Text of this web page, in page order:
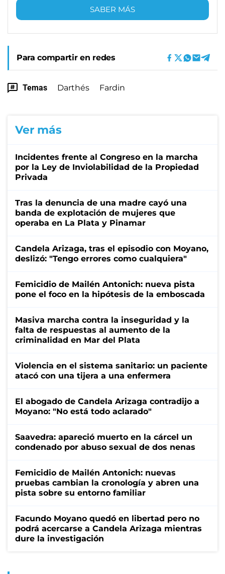
SABER MÁS
Para compartir en redes
Temas Darthés Fardin
Ver más
Incidentes frente al Congreso en la marcha
por la Ley de Inviolabilidad de la Propiedad
Privada
Tras la denuncia de una madre cayó una
banda de explotación de mujeres que
operaba en La Plata y Pinamar
Candela Arizaga, tras el episodio con Moyano,
deslizó: "Tengo errores como cualquiera"
Femicidio de Mailén Antonich: nueva pista
pone el foco en la hipótesis de la emboscada
Masiva marcha contra la inseguridad y la
falta de respuestas al aumento de la
criminalidad en Mar del Plata
Violencia en el sistema sanitario: un paciente
atacó con una tijera a una enfermera
El abogado de Candela Arizaga contradijo a
Moyano: "No está todo aclarado"
Saavedra: apareció muerto en la cárcel un
condenado por abuso sexual de dos nenas
Femicidio de Mailén Antonich: nuevas
pruebas cambian la cronología y abren una
pista sobre su entorno familiar
Facundo Moyano quedó en libertad pero no
podrá acercarse a Candela Arizaga mientras
dure la investigación